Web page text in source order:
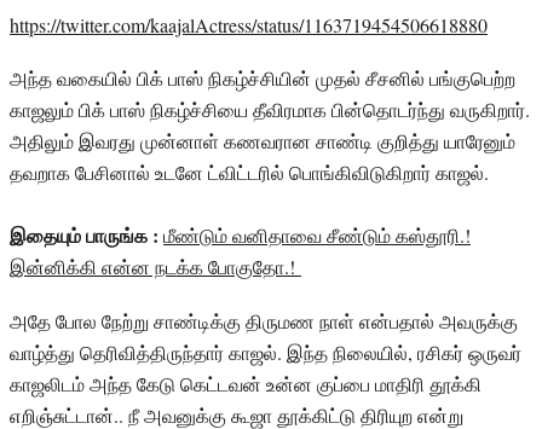
https://twitter.com/kaajalActress/status/1163719454506618880
அந்த வகையில் பிக் பாஸ் நிகழ்ச்சியின் முதல் சீசனில் பங்குபெற்ற
காஜலும் பிக் பாஸ் நிகழ்ச்சியை தீவிரமாக பின்தொடர்ந்து வருகிறார்.
அதிலும் இவரது முன்னாள் கணவரான சாண்டி குறித்து யாரேனும்
தவறாக பேசினால் உடனே ட்விட்டரில் பொங்கிவிடுகிறார் காஜல்.
இதையும் பாருங்க : மீண்டும் வனிதாவை சீண்டும் கஸ்தூரி.!
இன்னிக்கி என்ன நடக்க போகுதோ.!
அதே போல நேற்று சாண்டிக்கு திருமண நாள் என்பதால் அவருக்கு
வாழ்த்து தெரிவித்திருந்தார் காஜல். இந்த நிலையில், ரசிகர் ஒருவர்
காஜலிடம் அந்த கேடு கெட்டவன் உன்ன குப்பை மாதிரி தூக்கி
எறிஞ்சுட்டான்.. நீ அவனுக்கு கூஜா தூக்கிட்டு திரியுற என்று